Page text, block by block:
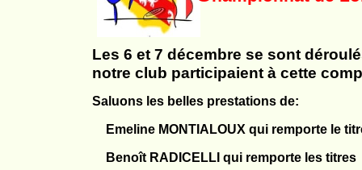
Les 6 et 7 décembre se sont
notre club participaient à cette
Saluons les belles prestations de:
Emeline MONTIALOUX qui remporte le
Benoît RADICELLI qui remporte les